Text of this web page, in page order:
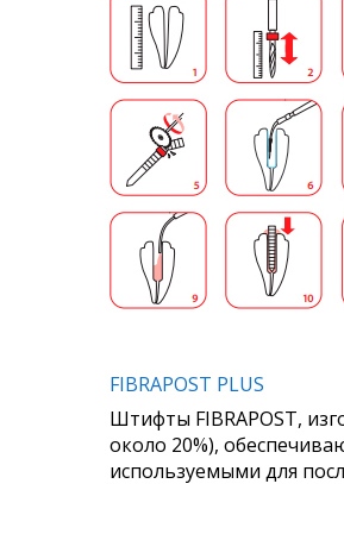
FIBRAPOST PLUS
Штифты FIBRAPOST,
около 20%),
используемыми для